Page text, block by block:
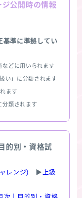
公開時の情報
準に準拠してい
などに用いられます
い」に分類されます
ます
分類されます
的別・資格試
レンジ) ▶ 上級